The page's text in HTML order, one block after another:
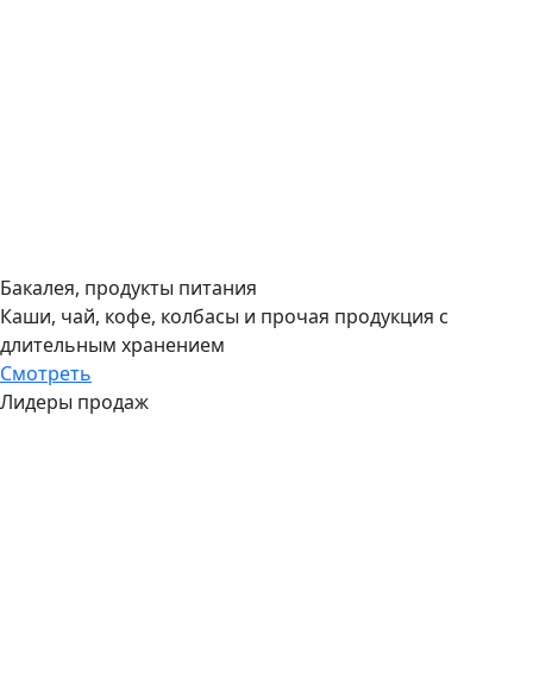
Бакалея, продукты питания
Каши, чай, кофе, колбасы и прочая продукция с
длительным хранением
Смотреть
Лидеры продаж